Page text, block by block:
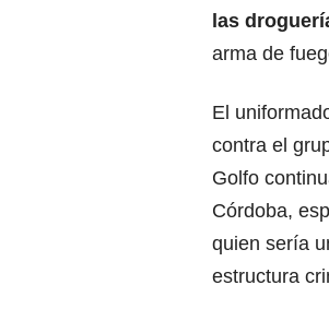
las
arma de
El
contra el
Golfo
Córdoba,
quien sería
estructura